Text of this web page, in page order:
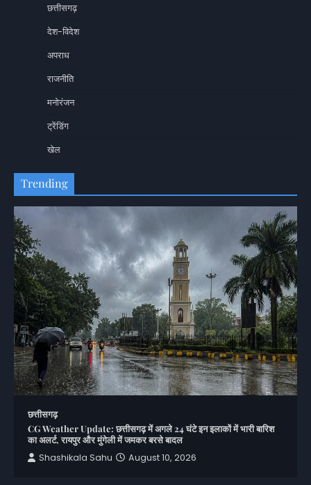
छत्तीसगढ़
देश-विदेश
अपराध
राजनीति
मनोरंजन
ट्रेंडिंग
खेल
Trending
छत्तीसगढ़
CG Weather Update: छत्तीसगढ़ में अगले 24 घंटे इन इलाकों में भारी बारिश
का अलर्ट, रायपुर और मुंगेली में जमकर बरसे बादल
Shashikala Sahu
August 10, 2026